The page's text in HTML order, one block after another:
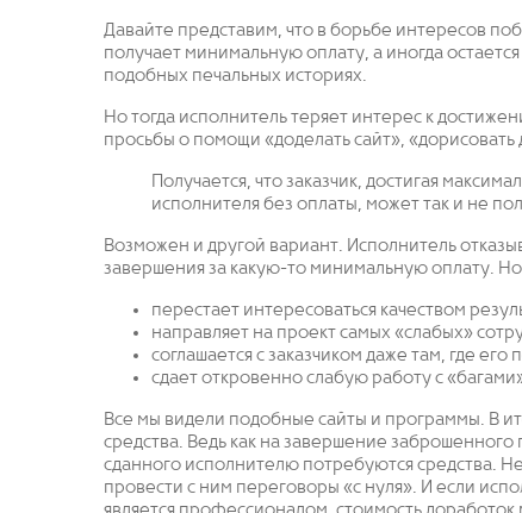
Давайте представим, что в борьбе интересов
получает минимальную оплату, а иногда
подобных печальных историях.
Но тогда исполнитель теряет интерес к
просьбы о помощи «доделать сайт»,
Получается, что заказчик, достигая
исполнителя без оплаты, может так и не
Возможен и другой вариант. Исполнитель
завершения за какую-то минимальную оплату. Но
перестает интересоваться качеством
направляет на проект самых «слабых»
соглашается с заказчиком даже там, где
сдает откровенно слабую работу с
Все мы видели подобные сайты и программы. В
средства. Ведь как на завершение
сданного исполнителю потребуются средства.
провести с ним переговоры «с нуля». И если